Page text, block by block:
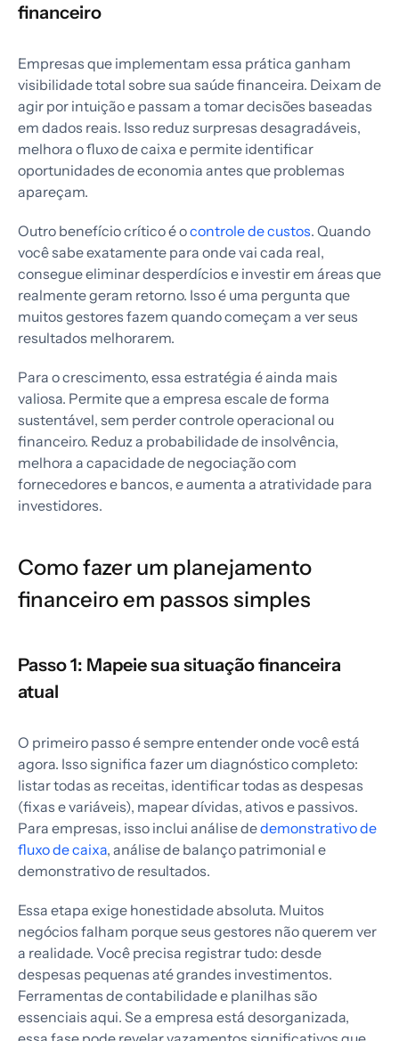
financeiro
Empresas que implementam essa prática ganham
visibilidade total sobre sua saúde financeira. Deixam de
agir por intuição e passam a tomar decisões baseadas
em dados reais. Isso reduz surpresas desagradáveis,
melhora o fluxo de caixa e permite identificar
oportunidades de economia antes que problemas
apareçam.
Outro benefício crítico é ocontrole de custos. Quando
você sabe exatamente para onde vai cada real,
consegue eliminar desperdícios e investir em áreas que
realmente geram retorno. Isso é uma pergunta que
muitos gestores fazem quando começam a ver seus
resultados melhorarem.
Para o crescimento, essa estratégia é ainda mais
valiosa. Permite que a empresa escale de forma
sustentável, sem perder controle operacional ou
financeiro. Reduz a probabilidade de insolvência,
melhora a capacidade de negociação com
fornecedores e bancos, e aumenta a atratividade para
investidores.
Como fazer um planejamento
financeiro em passos simples
Passo 1: Mapeie sua situação financeira
atual
O primeiro passo é sempre entender onde você está
agora. Isso significa fazer um diagnóstico completo:
listar todas as receitas, identificar todas as despesas
(fixas e variáveis), mapear dívidas, ativos e passivos.
Para empresas, isso inclui análise dedemonstrativo de
fluxo de caixa, análise de balanço patrimonial e
demonstrativo de resultados.
Essa etapa exige honestidade absoluta. Muitos
negócios falham porque seus gestores não querem ver
a realidade. Você precisa registrar tudo: desde
despesas pequenas até grandes investimentos.
Ferramentas de contabilidade e planilhas são
essenciais aqui. Se a empresa está desorganizada,